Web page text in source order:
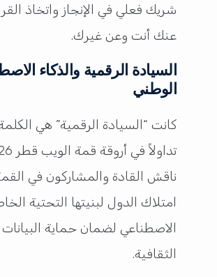
شريك فعلي في الإنجاز واتخاذ
عنك أنت وعن غيرك.
السيادة الرقمية والذكاء
الوطني
كانت “السيادة الرقمية” هي الكلمة
ناقش القادة والمشاركون في
امتلاك الدول لبنيتها التحتية
الاصطناعي لضمان حماية البيانات
الثقافية.